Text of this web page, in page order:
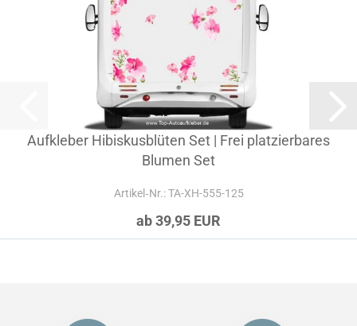
Aufkleber Hibiskusblüten Set | Frei platzierbares
Blumen Set
Artikel‑Nr.: TA-XH-555-125
ab 39,95 EUR